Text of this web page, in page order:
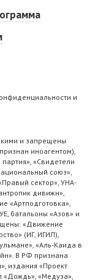
и
и запрещены
иноагентом),
«Свидетели
союз»,
сектор», УНА-
дивижн»,
«Артподготовка»,
батальоны «Азов» и
«Движение
(ИГ, ИГИЛ),
«Аль-Каида в
В РФ признана
издания «Проект
«Медуза»,